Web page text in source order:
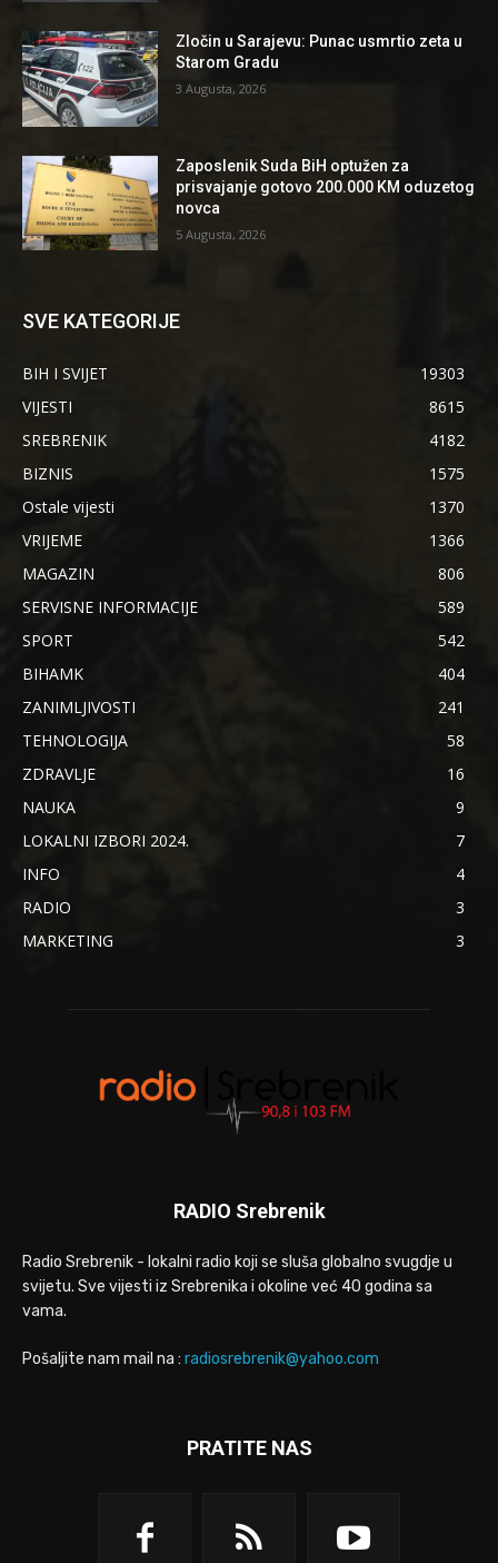
Zločin u Sarajevu: Punac usmrtio zeta u
Starom Gradu
3 Augusta, 2026
Zaposlenik Suda BiH optužen za
prisvajanje gotovo 200.000 KM oduzetog
novca
5 Augusta, 2026
SVE KATEGORIJE
BIH I SVIJET
19303
VIJESTI
8615
SREBRENIK
4182
BIZNIS
1575
Ostale vijesti
1370
VRIJEME
1366
MAGAZIN
806
SERVISNE INFORMACIJE
589
SPORT
542
BIHAMK
404
ZANIMLJIVOSTI
241
TEHNOLOGIJA
58
ZDRAVLJE
16
NAUKA
9
LOKALNI IZBORI 2024.
7
INFO
4
RADIO
3
MARKETING
3
RADIO Srebrenik
Radio Srebrenik - lokalni radio koji se sluša globalno svugdje u
svijetu. Sve vijesti iz Srebrenika i okoline već 40 godina sa
vama.
Pošaljite nam mail na : radiosrebrenik@yahoo.com
PRATITE NAS